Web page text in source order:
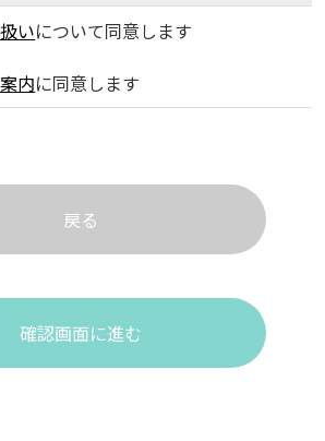
いについて同意します
内に同意します
戻る
確認画面に進む